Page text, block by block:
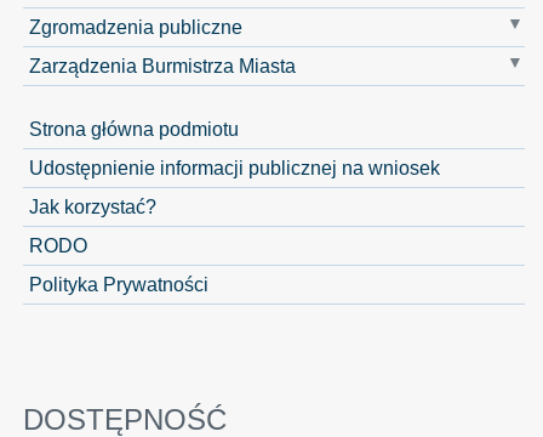
Zgromadzenia publiczne
Zarządzenia Burmistrza Miasta
Strona główna podmiotu
Udostępnienie informacji publicznej na wniosek
Jak korzystać?
RODO
Polityka Prywatności
DOSTĘPNOŚĆ